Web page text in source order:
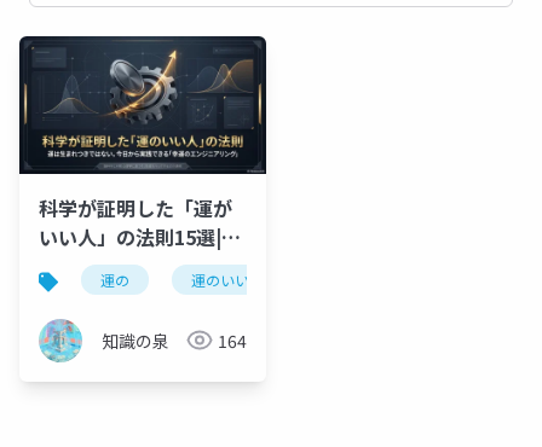
科学が証明した「運が
いい人」の法則15選|今
日からできる幸運のエ
ンジニアリング
運の 運のいい日よ
知識の泉 164